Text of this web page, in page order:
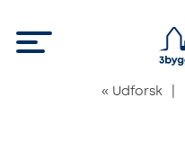
« Udforsk